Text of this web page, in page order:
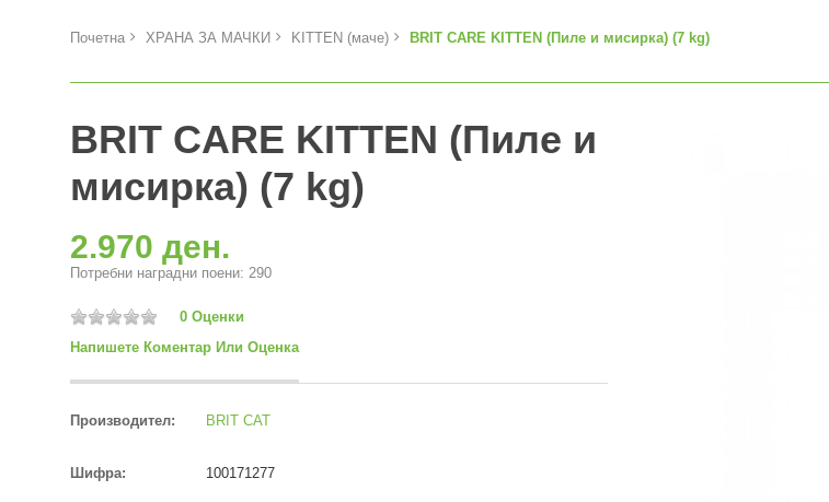
Почетна ХРАНА ЗА МАЧКИ KITTEN (маче) BRIT CARE KITTEN (Пиле и мисирка) (7 kg)
BRIT CARE KITTEN (Пиле и
мисирка) (7 kg)
2.970 ден.
Потребни наградни поени: 290
0 Оценки
Напишете Коментар Или Оценка
Производител: BRIT CAT
Шифра: 100171277